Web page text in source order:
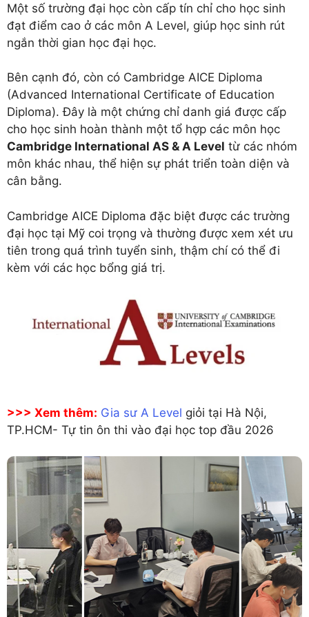
Một số trường đại học còn cấp tín chỉ cho học sinh
đạt điểm cao ở các môn A Level, giúp học sinh rút
ngắn thời gian học đại học.
Bên cạnh đó, còn có Cambridge AICE Diploma
(Advanced International Certificate of Education
Diploma). Đây là một chứng chỉ danh giá được cấp
cho học sinh hoàn thành một tổ hợp các môn học
Cambridge International AS & A Level từ các nhóm
môn khác nhau, thể hiện sự phát triển toàn diện và
cân bằng.
Cambridge AICE Diploma đặc biệt được các trường
đại học tại Mỹ coi trọng và thường được xem xét ưu
tiên trong quá trình tuyển sinh, thậm chí có thể đi
kèm với các học bổng giá trị.
>>> Xem thêm: Gia sư A Level giỏi tại Hà Nội,
TP.HCM- Tự tin ôn thi vào đại học top đầu 2026